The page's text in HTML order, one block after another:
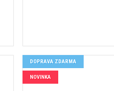
DOPRAVA ZDARMA
NOVINKA